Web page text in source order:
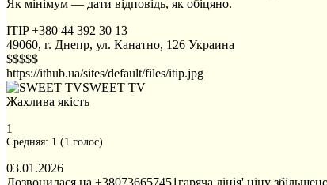
Як мінімум — дати відповідь, як обіцяно.
ITIP +380 44 392 30 13
49060, г. Днепр, ул. Канатно, 126 Украина
$$$$$
https://ithub.ua/sites/default/files/itip.jpg
SWEET TV
Жахлива якість
1
Средняя: 1 (1 голос)
03.01.2026
Дозвонилася на +380736657451гаряча лінія' ціну